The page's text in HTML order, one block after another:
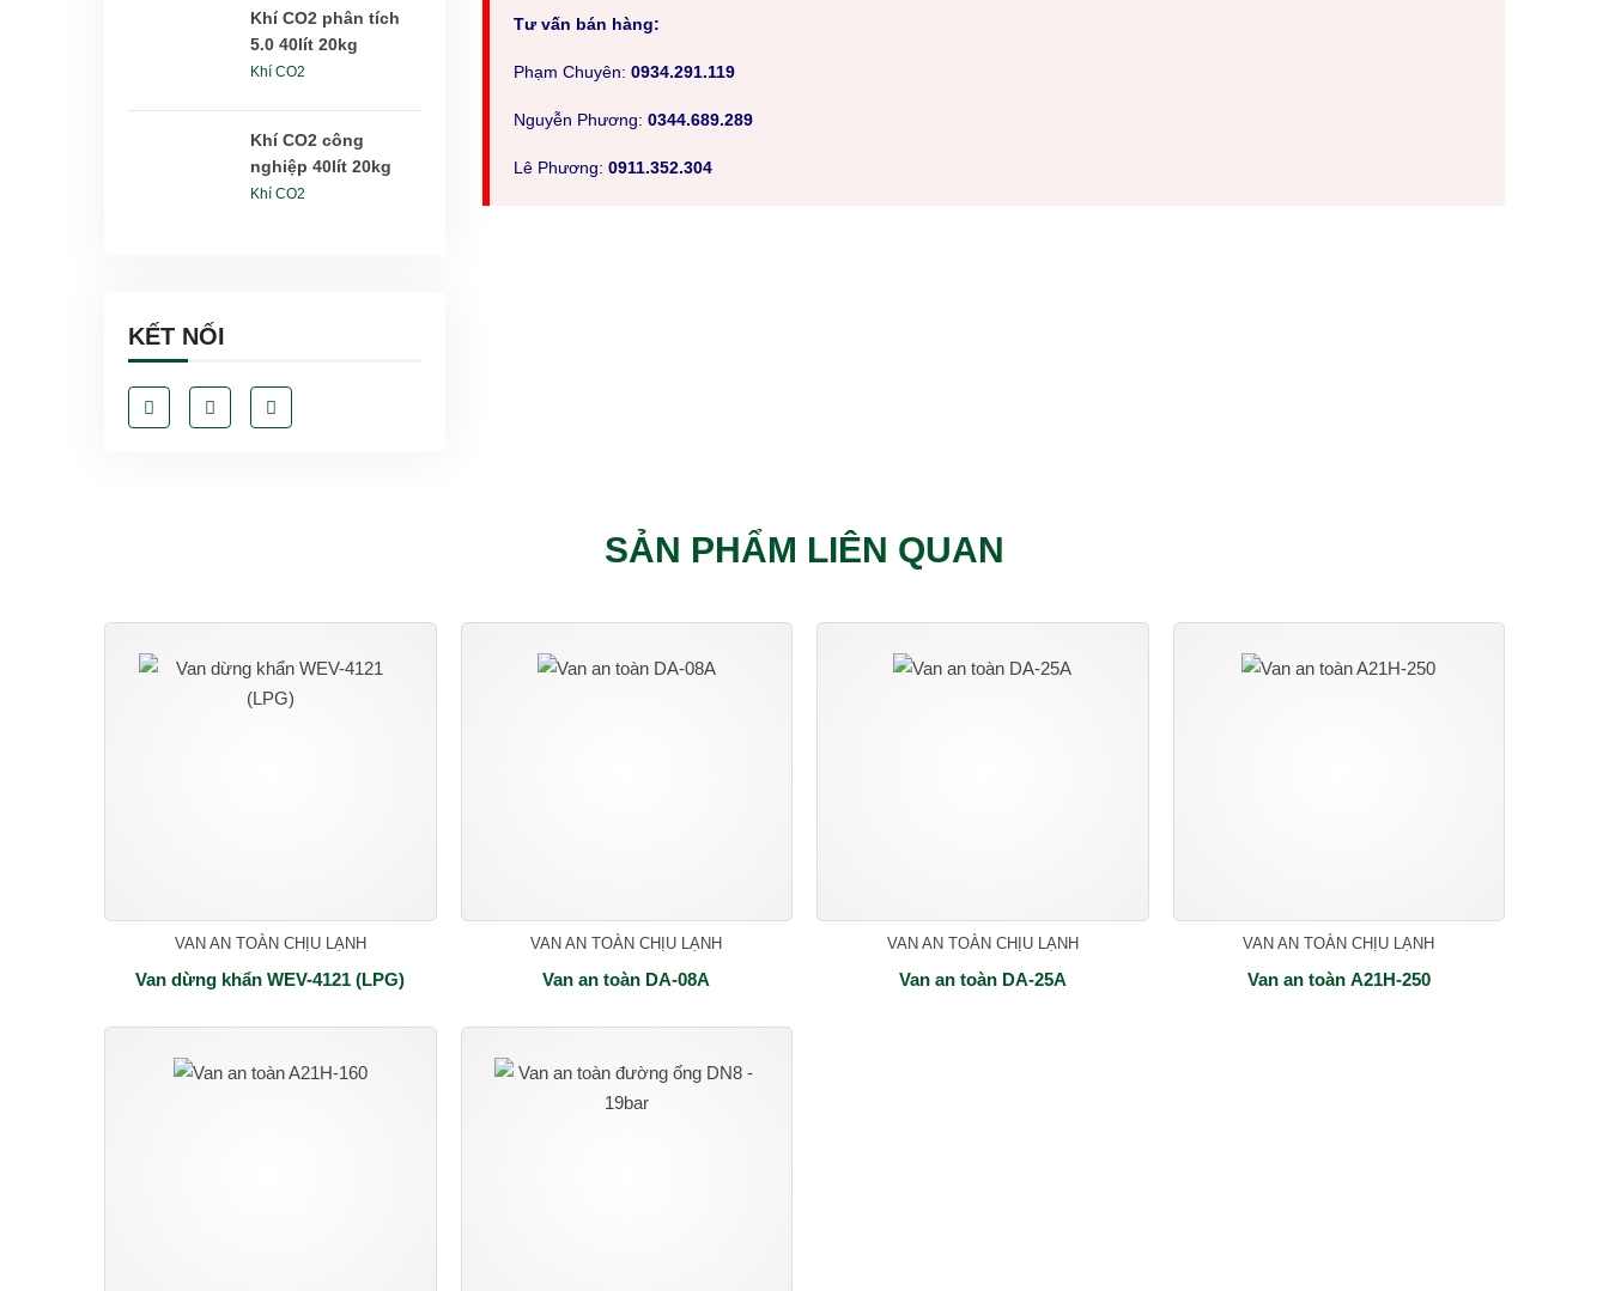
Tư vấn bán hàng:
Phạm Chuyên: 0934.291.119
Nguyễn Phương: 0344.689.289
Lê Phương: 0911.352.304
Khí CO2 phân tích
5.0 40lít 20kg
Khí CO2
Khí CO2 công
nghiệp 40lít 20kg
Khí CO2
KẾT NỐI
SẢN PHẨM LIÊN QUAN
VAN AN TOÀN CHỊU LẠNH
Van dừng khẩn WEV-4121 (LPG)
VAN AN TOÀN CHỊU LẠNH
Van an toàn DA-08A
VAN AN TOÀN CHỊU LẠNH
Van an toàn DA-25A
VAN AN TOÀN CHỊU LẠNH
Van an toàn A21H-250